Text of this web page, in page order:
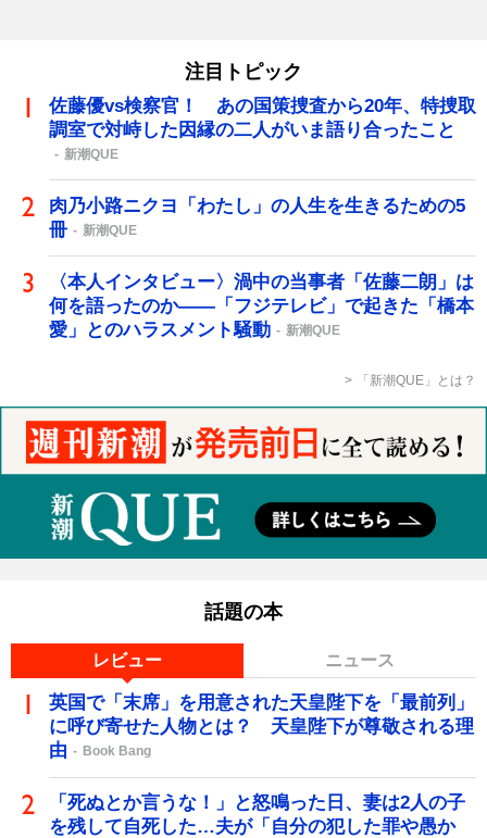
注目トピック
佐藤優vs検察官！ あの国策捜査から20年、特捜取
調室で対峙した因縁の二人がいま語り合ったこと
新潮QUE
肉乃小路ニクヨ「わたし」の人生を生きるための5
冊
新潮QUE
〈本人インタビュー〉渦中の当事者「佐藤二朗」は
何を語ったのか――「フジテレビ」で起きた「橋本
愛」とのハラスメント騒動
新潮QUE
「新潮QUE」とは？
話題の本
レビュー ニュース
英国で「末席」を用意された天皇陛下を「最前列」
に呼び寄せた人物とは？ 天皇陛下が尊敬される理
由
Book Bang
「死ぬとか言うな！」と怒鳴った日、妻は2人の子
を残して自死した…夫が「自分の犯した罪や愚か